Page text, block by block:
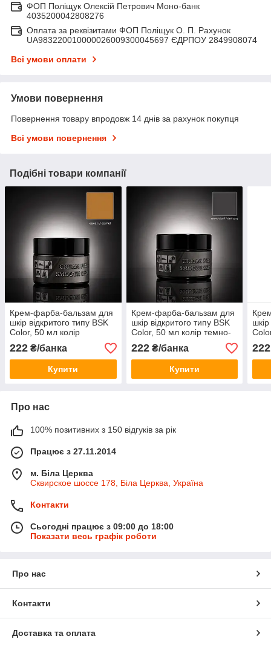
ФОП Поліщук Олексій Петрович Моно-банк
4035200042808276
Оплата за реквізитами ФОП Поліщук О. П. Рахунок
UA983220010000026009300045697 ЄДРПОУ 2849908074
Всі умови оплати
Умови повернення
Повернення товару впродовж 14 днів за рахунок покупця
Всі умови повернення
Подібні товари компанії
Крем-фарба-бальзам для
шкір відкритого типу BSK
Color, 50 мл колір
верблюд
222 ₴/банка
Купити
Крем-фарба-бальзам для
шкір відкритого типу BSK
Color, 50 мл колір темно-
сірий
222₴/банка
Купити
222
Про нас
100% позитивних з 150 відгуків за рік
Працює з 27.11.2014
м. Біла Церква
Сквирское шоссе 178, Біла Церква, Україна
Контакти
Сьогодні працює з 09:00 до 18:00
Показати весь графік роботи
Про нас
Контакти
Доставка та оплата